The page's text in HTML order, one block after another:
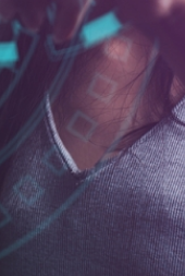
As mais
semana